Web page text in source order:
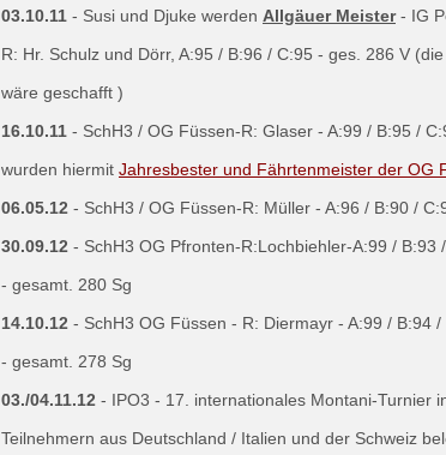
03.10.11 - Susi und Djuke werden Allgäuer Meister- IG
R: Hr. Schulz und Dörr, A:95 / B:96 / C:95 - ges. 286 V
wäre geschafft )
16.10.11 - SchH3 / OG Füssen-R: Glaser - A:99 / B:95 /
wurden hiermit Jahresbester und Fährtenmeister der OG
06.05.12 - SchH3 / OG Füssen-R: Müller - A:96 / B:90 /
30.09.12 - SchH3 OG Pfronten-R:Lochbiehler-A:99 / B:93
- gesamt. 280 Sg
14.10.12 - SchH3 OG Füssen - R: Diermayr - A:99 / B:94
- gesamt. 278 Sg
03./04.11.12 - IPO3 - 17. internationales Montani-Turnier
Teilnehmern aus Deutschland / Italien und der Schweiz